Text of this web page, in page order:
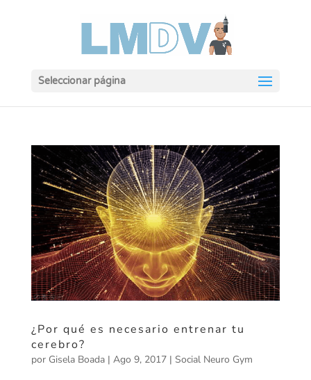
Seleccionar página
¿Por qué es necesario entrenar tu
cerebro?
por Gisela Boada| Ago 9, 2017| Social Neuro Gym